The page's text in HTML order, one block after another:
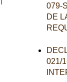
079-
DE
021/